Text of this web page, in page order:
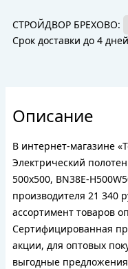
СТРОЙДВОР БРЕХОВО:
Срок доставки до 4 дней
Описание
В интернет-магазине
Электрический
500x500, BN38E-
производителя 21 340
ассортимент товаров
Сертифицированная
акции, для оптовых
выгодные